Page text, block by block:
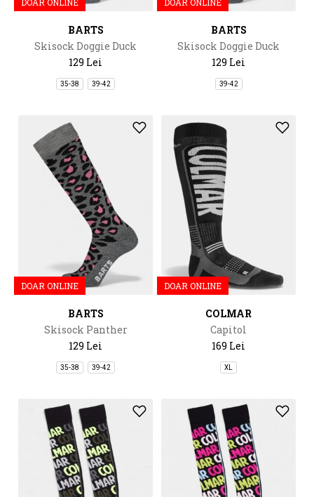
BARTS
Skisock Doggie Duck
129 Lei
35-38 39-42
BARTS
Skisock Doggie Duck
129 Lei
39-42
DOAR ONLINE
BARTS
Skisock Panther
129 Lei
35-38 39-42
DOAR ONLINE
COLMAR
Capitol
169 Lei
XL